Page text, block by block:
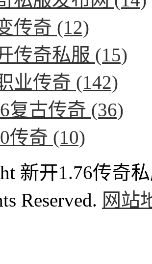
传奇 (12)
传奇私服 (15)
业传奇 (142)
复古传奇 (36)
传奇 (10)
新开1.76传奇
Reserved. 网站